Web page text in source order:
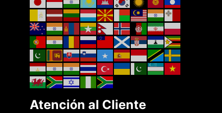
Atención al Cliente